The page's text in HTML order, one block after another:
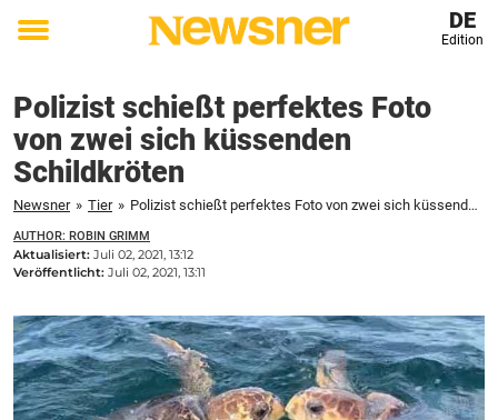
Toggle
DE
Edition
Polizist schießt perfektes Foto
von zwei sich küssenden
Schildkröten
Newsner » Tier » Polizist schießt perfektes Foto von zwei sich küssenden Schildkröten
AUTHOR: ROBIN GRIMM
Aktualisiert: Juli 02, 2021, 13:12
Veröffentlicht: Juli 02, 2021, 13:11